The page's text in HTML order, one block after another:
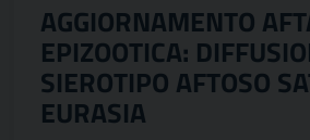
AGGIORNAMENTO
EPIZOOTICA:
SIEROTIPO AFTOSO
EURASIA